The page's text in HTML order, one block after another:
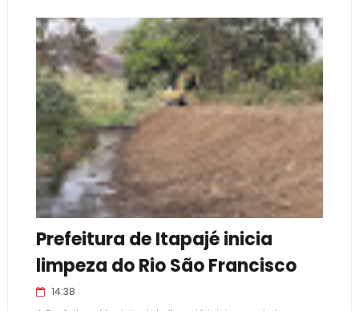
Prefeitura de Itapajé inicia
limpeza do Rio São Francisco
14:38